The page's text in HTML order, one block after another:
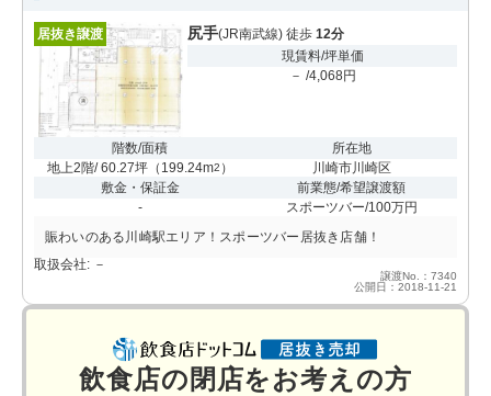
居抜き譲渡 尻手(JR南武線) 徒歩 12分
現賃料/坪単価
－ /4,068円
階数/面積
地上2階/ 60.27坪（ 199.24m2 ）
所在地
川崎市川崎区
敷金・保証金
-
前業態/希望譲渡額
スポーツバー/100万円
賑わいのある川崎駅エリア！スポーツバー居抜き店舗！
取扱会社: －
譲渡No.：7340
公開日：2018-11-21
飲食店の閉店をお考えの方